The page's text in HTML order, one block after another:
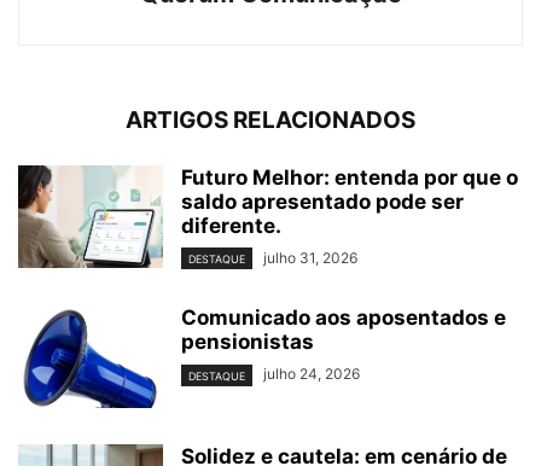
ARTIGOS RELACIONADOS
Futuro Melhor: entenda por que o
saldo apresentado pode ser
diferente.
DESTAQUE julho 31, 2026
Comunicado aos aposentados e
pensionistas
DESTAQUE julho 24, 2026
Solidez e cautela: em cenário de